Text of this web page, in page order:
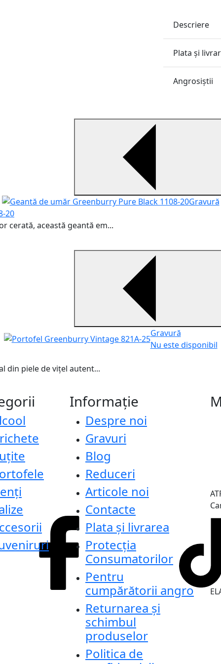
Descriere
Plata și
Angrosiştii
Gravură
20
cerată, această geantă em...
Gravură
Nu este disponibil
din piele de vițel autent...
Informație
Despre noi
Gravuri
Blog
Reduceri
Articole noi
Contacte
Plata și livrarea
Protecţia
Consumatorilor
Pentru
cumpărătorii angro
Returnarea și
schimbul
produselor
Politica de